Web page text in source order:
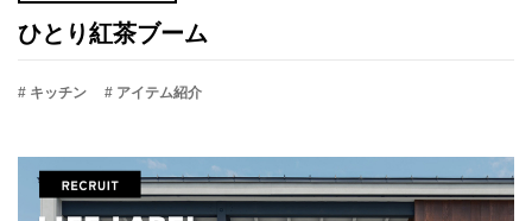
ひとり紅茶ブーム
# キッチン # アイテム紹介